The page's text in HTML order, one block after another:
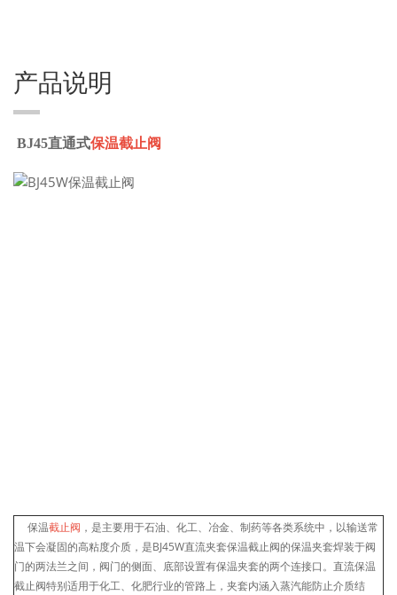
产品说明
BJ45直通式保温截止阀
保温截止阀 ，是主要用于石油、化工、冶金、制药等各类系统中，以输送常
温下会凝固的高粘度介质，是BJ45W直流夹套保温截止阀的保温夹套焊装于阀
门的两法兰之间，阀门的侧面、底部设置有保温夹套的两个连接口。直流保温
截止阀特别适用于化工、化肥行业的管路上，夹套内涵入蒸汽能防止介质结